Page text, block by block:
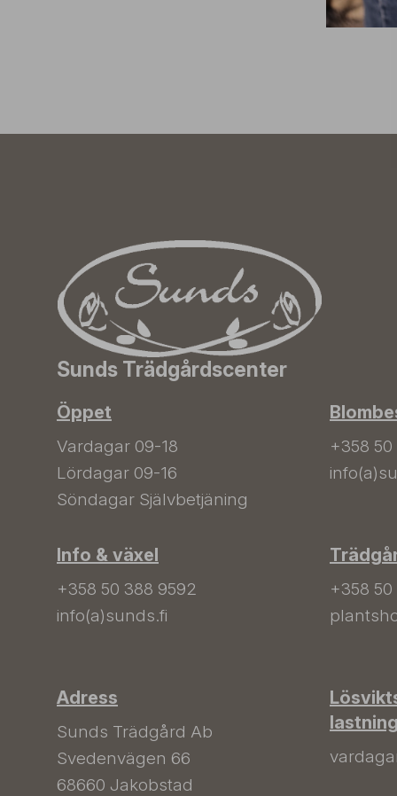
Sunds Trädgårdscenter
Öppet
Vardagar 09-18
Lördagar 09-16
Söndagar Självbetjäning
Info & växel
+358 50 388 9592
info(a)sunds.fi
Adress
Sunds Trädgård Ab
Svedenvägen 66
68660 Jakobstad
+358
+358